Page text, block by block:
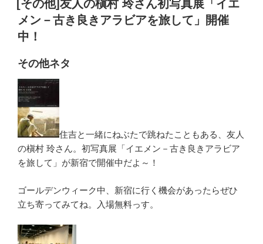
日:
[その他]友人の槇村 玲さん初写真展「イエ
メン－古き良きアラビアを旅して」開催
中！
その他ネタ
住吉と一緒にねぶたで跳ねたこともある、友人
の槇村 玲さん。初写真展「イエメン－古き良きアラビア
を旅して」が新宿で開催中だよ～！
ゴールデンウィーク中、新宿に行く機会があったらぜひ
立ち寄ってみてね。入場無料っす。